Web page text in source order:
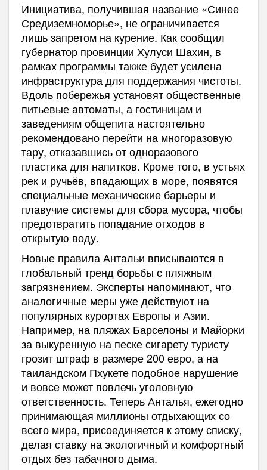
Инициатива, получившая название «Синее
Средиземноморье», не ограничивается
лишь запретом на курение. Как сообщил
губернатор провинции Хулуси Шахин, в
рамках программы также будет усилена
инфраструктура для поддержания чистоты.
Вдоль побережья установят общественные
питьевые автоматы, а гостиницам и
заведениям общепита настоятельно
рекомендовано перейти на многоразовую
тару, отказавшись от одноразового
пластика для напитков. Кроме того, в устьях
рек и ручьёв, впадающих в море, появятся
специальные механические барьеры и
плавучие системы для сбора мусора, чтобы
предотвратить попадание отходов в
открытую воду.
Новые правила Антальи вписываются в
глобальный тренд борьбы с пляжным
загрязнением. Эксперты напоминают, что
аналогичные меры уже действуют на
популярных курортах Европы и Азии.
Например, на пляжах Барселоны и Майорки
за выкуренную на песке сигарету туристу
грозит штраф в размере 200 евро, а на
таиландском Пхукете подобное нарушение
и вовсе может повлечь уголовную
ответственность. Теперь Анталья, ежегодно
принимающая миллионы отдыхающих со
всего мира, присоединяется к этому списку,
делая ставку на экологичный и комфортный
отдых без табачного дыма.